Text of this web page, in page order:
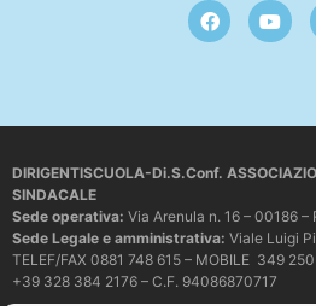
DIRIGENTISCUOLA-Di.S.Conf.
SINDACALE
Sede operativa: Via Arenula n. 16 – 00186 –
Sede Legale e amministrativa: Viale Luigi
TELEF/FAX 0881 748 615 – MOBILE 349
+39 328 384 2176 – C.F. 94086870717